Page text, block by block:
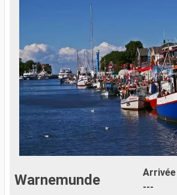
Warnemunde
Arrivée
---